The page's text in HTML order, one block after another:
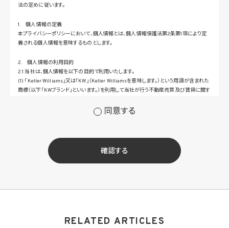
法の定めに従います。
1. 個人情報の定義
本プライバシーポリシーにおいて、個人情報とは、個人情報保護法第2条第1項により定
義される個人情報を意味するものとします。
2. 個人情報の利用目的
2.1 当社は、個人情報を以下の目的で利用いたします。
(1) 「Keller Williams」又は「KW」（Keller Williamsを意味します。）という用語が含まれた
商標（以下「KWブランド」といいます。）を利用して当社が行う不動産売買及び賃貸に関す
(2) 当社サービス及び当社がKWブランドのライセンスを行う対象となる事業者（サブラ
(3) 当社の商品、サービス等のご案内のため
(4) 当社サービスに関する当社の規約、ポリシー等（以下「規約等」といいます。）に違反す
る行為に対する対応のため
の開発等に役立てるため
も外国に所在する場合を含みます。）に対し個人情報（(i)当社サービスにおける顧客に関
同意する
確認する
RELATED ARTICLES